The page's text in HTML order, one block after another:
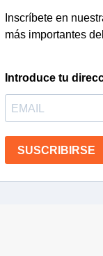
Inscríbete en
más importantes
Introduce tu
SUSCRIBIRSE